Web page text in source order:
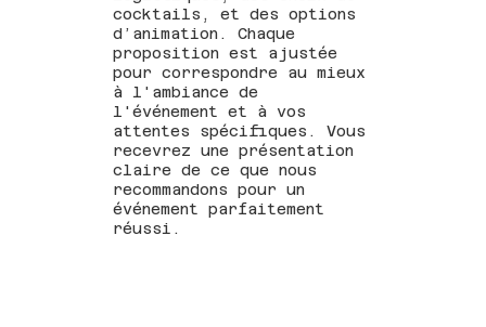
cocktails, et des options
d’animation. Chaque
proposition est ajustée
pour correspondre au mieux
à l'ambiance de
l'événement et à vos
attentes spécifiques. Vous
recevrez une présentation
claire de ce que nous
recommandons pour un
événement parfaitement
réussi.